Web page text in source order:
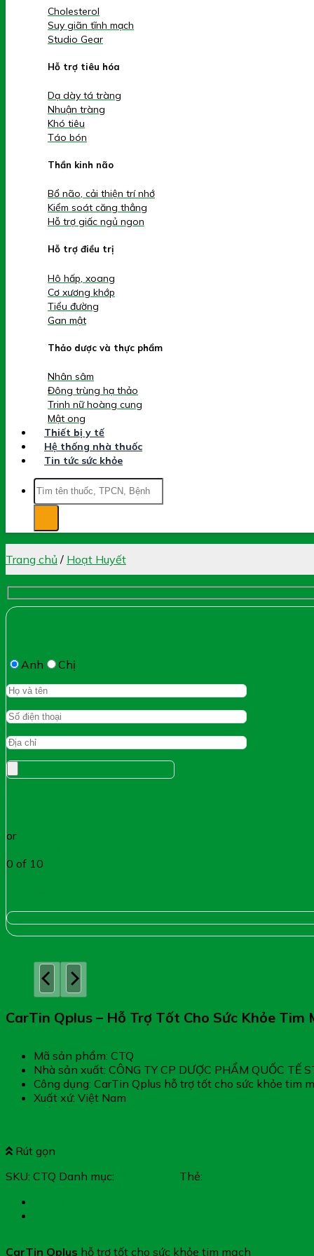
Cholesterol
Suy giãn tĩnh mạch
Studio Gear
Hỗ trợ tiêu hóa
Dạ dày tá tràng
Nhuận tràng
Khó tiêu
Táo bón
Thần kinh não
Bổ não, cải thiện trí nhớ
Kiểm soát căng thẳng
Hỗ trợ giấc ngủ ngon
Hỗ trợ điều trị
Hô hấp, xoang
Cơ xương khớp
Tiểu đường
Gan mật
Thảo dược và thực phẩm
Nhân sâm
Đông trùng hạ thảo
Trinh nữ hoàng cung
Mật ong
Thiết bị y tế
Hệ thống nhà thuốc
Tin tức sức khỏe
Tìm
kiếm:
Trang chủ / Hoạt Huyết
Anh Chị
or
0 of 10
CarTin Qplus – Hỗ Trợ Tốt Cho Sức Khỏe Tim
Mã sản phẩm: CTQ
Nhà sản xuất: CÔNG TY CP DƯỢC PHẨM QUỐC TẾ
Công dụng: CarTin Qplus hỗ trợ tốt cho sức khỏe tim
Xuất xứ: Việt Nam
Giấy phép: 4104/2022/ĐKSP
Rút gọn
SKU: CTQ Danh mục: Thẻ:
CarTin Qplus hỗ trợ tốt cho sức khỏe tim mạch